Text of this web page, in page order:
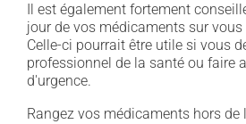
Il est également fortement
jour de vos médicaments sur
Celle-ci pourrait être utile si vous
professionnel de la santé ou faire
d'urgence.
Rangez vos médicaments hors de